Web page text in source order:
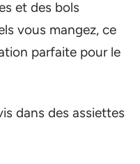
et des bols
vous mangez, ce
parfaite pour le
dans des assiettes